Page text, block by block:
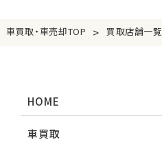
車買取・車売却TOP > 買取店舗一覧
HOME
車買取